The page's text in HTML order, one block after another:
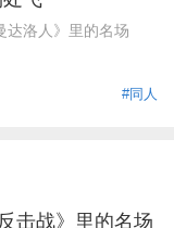
达洛人》里的名场
#同人
击战》里的名场